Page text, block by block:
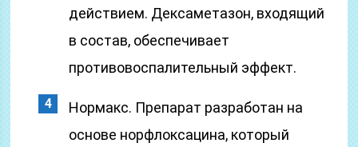
действием. Дексаметазон, входящий
в состав, обеспечивает
противовоспалительный эффект.
Нормакс. Препарат разработан на
основе норфлоксацина, который